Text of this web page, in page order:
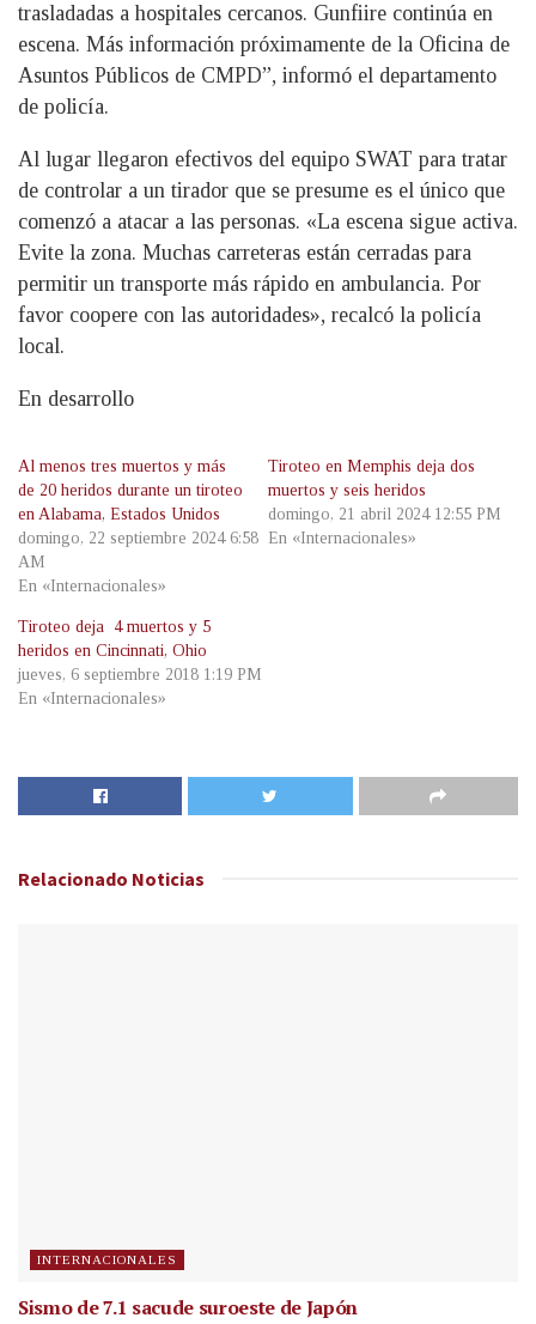
trasladadas a hospitales cercanos. Gunfiire continúa en
escena. Más información próximamente de la Oficina de
Asuntos Públicos de CMPD”, informó el departamento
de policía.
Al lugar llegaron efectivos del equipo SWAT para tratar
de controlar a un tirador que se presume es el único que
comenzó a atacar a las personas. «La escena sigue activa.
Evite la zona. Muchas carreteras están cerradas para
permitir un transporte más rápido en ambulancia. Por
favor coopere con las autoridades», recalcó la policía
local.
En desarrollo
Al menos tres muertos y más
de 20 heridos durante un tiroteo
en Alabama, Estados Unidos
domingo, 22 septiembre 2024 6:58
AM
En «Internacionales»
Tiroteo en Memphis deja dos
muertos y seis heridos
domingo, 21 abril 2024 12:55 PM
En «Internacionales»
Tiroteo deja 4 muertos y 5
heridos en Cincinnati, Ohio
jueves, 6 septiembre 2018 1:19 PM
En «Internacionales»
Relacionado Noticias
INTERNACIONALES
Sismo de 7.1 sacude suroeste de Japón